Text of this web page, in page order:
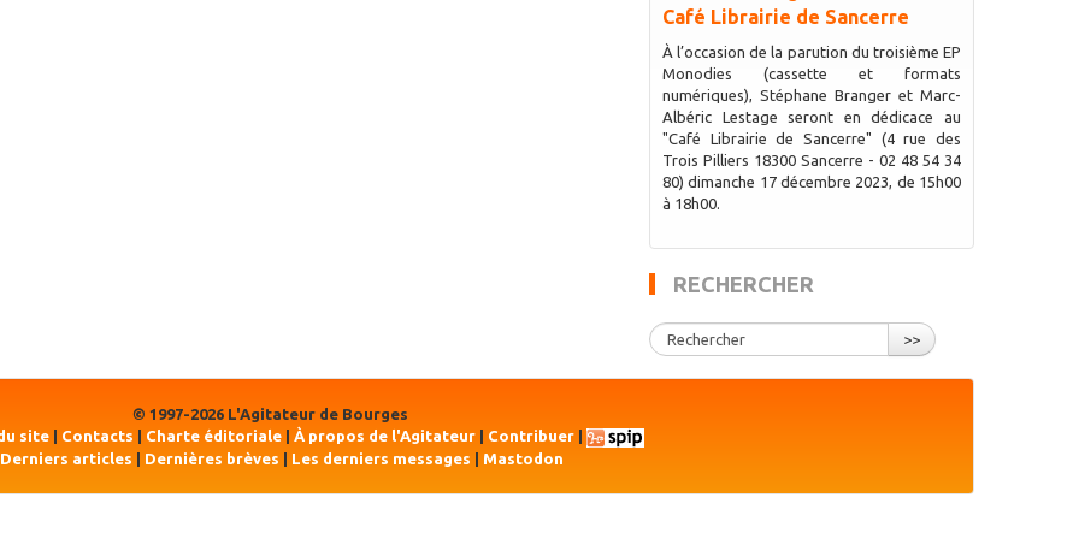
Café Librairie de Sancerre
À l’occasion de la parution du troisième EP
Monodies (cassette et formats
numériques), Stéphane Branger et Marc-
Albéric Lestage seront en dédicace au
"Café Librairie de Sancerre" (4 rue des
Trois Pilliers 18300 Sancerre - 02 48 54 34
80) dimanche 17 décembre 2023, de 15h00
à 18h00.
RECHERCHER
>>
© 1997-2026 L'Agitateur de Bourges
site Contacts Charte éditoriale À propos de l'Agitateur Contribuer
Derniers articles | Dernières brèves | Les derniers messages | Mastodon